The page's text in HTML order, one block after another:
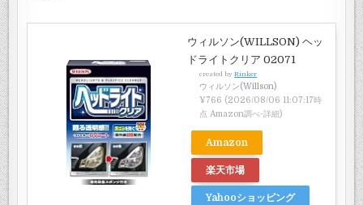
ウィルソン(WILLSON) ヘッ
ドライトクリア 02071
created byRinker
ウィルソン(Willson)
¥766 (2026/08/06 11:07:17時
点 Amazon調べ-詳細)
Amazon
楽天市場
Yahooショッピング